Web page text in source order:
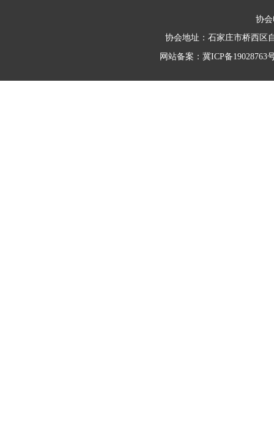
协
协会地址：石家庄市桥西区
网站备案： 冀ICP备19028763